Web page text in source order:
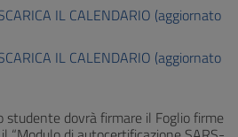
IL CALENDARIO (aggiornato
IL CALENDARIO (aggiornato
studente dovrà firmare il Foglio firme